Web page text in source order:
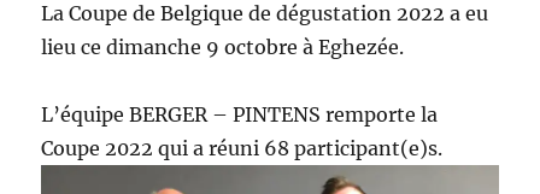
La Coupe de Belgique de dégustation 2022 a eu
lieu ce dimanche 9 octobre à Eghezée.
L’équipe BERGER – PINTENS remporte la
Coupe 2022 qui a réuni 68 participant(e)s.